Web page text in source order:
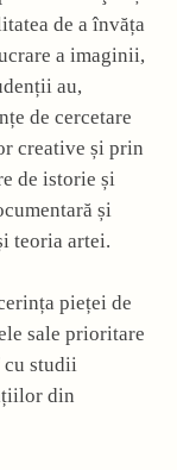
de a învăța
a imaginii,
au,
de cercetare
creative și prin
de istorie și
și
teoria artei.
pieței de
sale prioritare
studii
din